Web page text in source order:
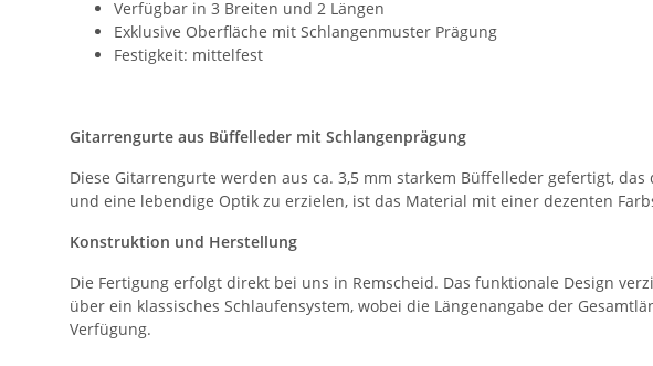
Verfügbar in 3 Breiten und 2 Längen
Exklusive Oberfläche mit Schlangenmuster Prägung
Festigkeit: mittelfest
Gitarrengurte aus Büffelleder mit Schlangenprägung
Diese Gitarrengurte werden aus ca. 3,5 mm starkem Büffelleder gefertigt,
und eine lebendige Optik zu erzielen, ist das Material mit einer dezenten
Konstruktion und Herstellung
Die Fertigung erfolgt direkt bei uns in Remscheid. Das funktionale Design
über ein klassisches Schlaufensystem, wobei die Längenangabe der
Verfügung.